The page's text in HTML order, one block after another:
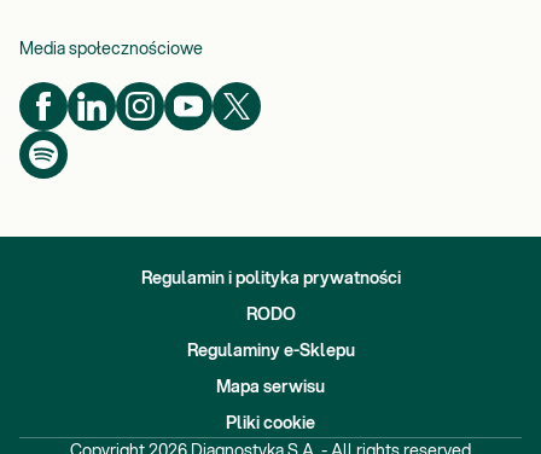
Media społecznościowe
Regulamin i polityka prywatności
RODO
Regulaminy e-Sklepu
Mapa serwisu
Pliki cookie